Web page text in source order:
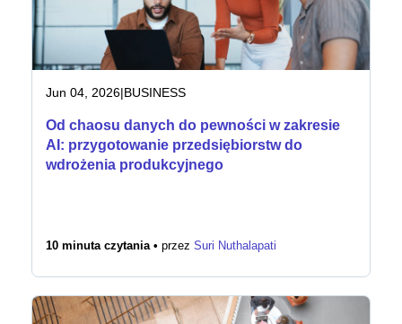
Jun 04, 2026|BUSINESS
Od chaosu danych do pewności w zakresie
AI: przygotowanie przedsiębiorstw do
wdrożenia produkcyjnego
10 minuta czytania • przez Suri Nuthalapati